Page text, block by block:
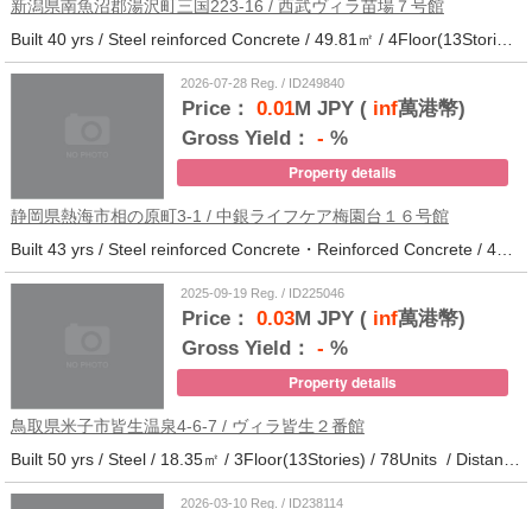
新潟県南魚沼郡湯沢町三国223-16 / 西武ヴィラ苗場７号館
Built 40 yrs / Steel reinforced Concrete / 49.81㎡ / 4Floor(13Stories) / 370Units / Distance from the station.
2026-07-28 Reg. / ID249840
Price： 0.01M JPY (inf萬港幣)
Gross Yield： - %
Property details
静岡県熱海市相の原町3-1 / 中銀ライフケア梅園台１６号館
Built 43 yrs / Steel reinforced Concrete・Reinforced Concrete / 44.37㎡ / 14Floor(14Stories) / 294Units / Distance from the station.25
2025-09-19 Reg. / ID225046
Price： 0.03M JPY (inf萬港幣)
Gross Yield： - %
Property details
鳥取県米子市皆生温泉4-6-7 / ヴィラ皆生２番館
Built 50 yrs / Steel / 18.35㎡ / 3Floor(13Stories) / 78Units / Distance from the station.
2026-03-10 Reg. / ID238114